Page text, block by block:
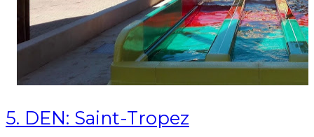
5. DEN: Saint-Tropez